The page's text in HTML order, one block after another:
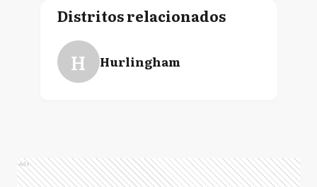
Distritos relacionados
H Hurlingham
Ads